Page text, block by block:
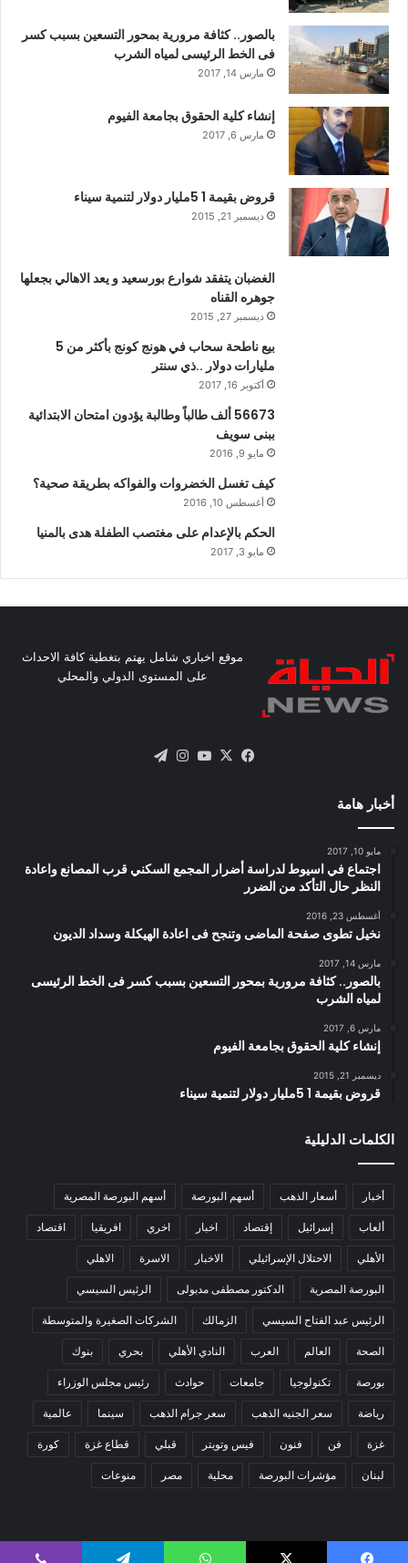
بالصور.. كثافة مرورية بمحور التسعين بسبب كسر
فى الخط الرئيسى لمياه الشرب
مارس 14, 2017
إنشاء كلية الحقوق بجامعة الفيوم
مارس 6, 2017
قروض بقيمة 1 5مليار دولار لتنمية سيناء
ديسمبر 21, 2015
الغضبان يتفقد شوارع بورسعيد و يعد الاهالي بجعلها
جوهره القناه
ديسمبر 27, 2015
بيع ناطحة سحاب في هونج كونج بأكثر من 5
مليارات دولار ..ذي سنتر
أكتوبر 16, 2017
56673 ألف طالباً وطالبة يؤدون امتحان الابتدائية
ببنى سويف
مايو 9, 2016
كيف تغسل الخضروات والفواكه بطريقة صحية؟
أغسطس 10, 2016
الحكم بالإعدام على مغتصب الطفلة هدى بالمنيا
مايو 3, 2017
موقع اخباري شامل يهتم بتغطية كافة الاحداث
على المستوى الدولي والمحلي
فيسبوك
X يوتيوبانستقرام
أخبار هامة
مايو 10, 2017
اجتماع في اسيوط لدراسة أضرار المجمع السكني قرب المصانع واعادة
النظر حال التأكد من الضرر
أغسطس 23, 2016
نخيل تطوى صفحة الماضى وتنجح فى اعادة الهيكلة وسداد الديون
مارس 14, 2017
بالصور.. كثافة مرورية بمحور التسعين بسبب كسر فى الخط الرئيسى
لمياه الشرب
مارس 6, 2017
إنشاء كلية الحقوق بجامعة الفيوم
ديسمبر 21, 2015
قروض بقيمة 1 5مليار دولار لتنمية سيناء
الكلمات الدليلية
أخبار أسعار الذهب أسهم البورصة أسهم البورصة المصرية
ألعاب إسرائيل إقتصاد اخبار اخري افريقيا اقتصاد
الأهلي الاحتلال الإسرائيلي الاخبار الاسرة الاهلي
البورصة المصرية الدكتور مصطفى مدبولى الرئيس السيسي
الرئيس عبد الفتاح السيسي الزمالك الشركات الصغيرة والمتوسطة
الصحة العالم العرب النادي الأهلي بحري بنوك
بورصة تكنولوجيا جامعات حوادث رئيس مجلس الوزراء
رياضة سعر الجنيه الذهب سعر جرام الذهب سينما عالمية
غزة فن فنون فيس وتويتر قبلي قطاع غزة كورة
لبنان مؤشرات البورصة محلية مصر منوعات